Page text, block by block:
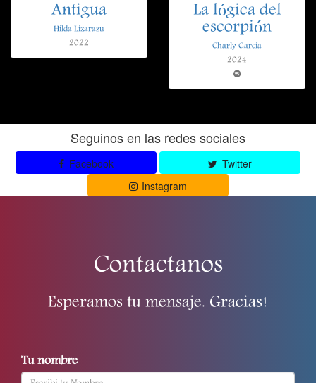
Antigua
Hilda Lizarazu
2022
La lógica del
escorpión
Charly Garcia
2024
Seguinos en las redes sociales
Facebook
Twitter
Instagram
Contactanos
Esperamos tu mensaje. Gracias!
Tu nombre